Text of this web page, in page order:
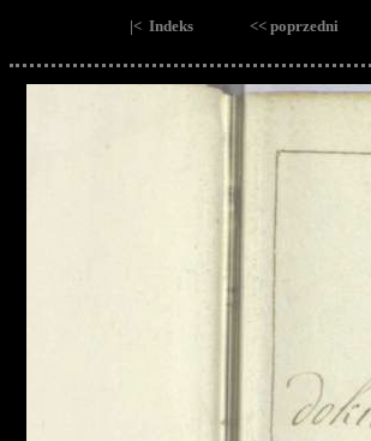
|< Indeks << poprzedni